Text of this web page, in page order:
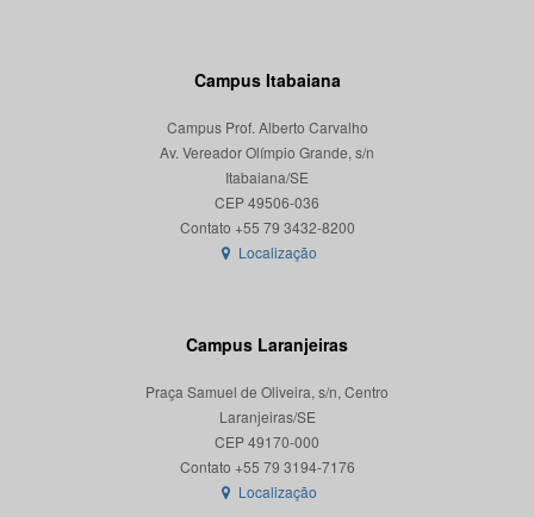
Campus Itabaiana
Campus Prof. Alberto Carvalho
Av. Vereador Olímpio Grande, s/n
Itabaiana/SE
CEP 49506-036
Localização
Campus Laranjeiras
Praça Samuel de Oliveira, s/n, Centro
Laranjeiras/SE
CEP 49170-000
Localização